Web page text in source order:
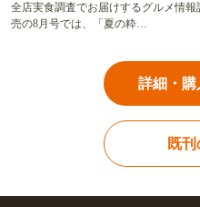
全店実食調査でお届けするグルメ情
売の8月号では、「夏の粋…
詳細・購
既